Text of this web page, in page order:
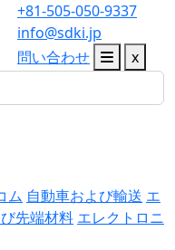
+81-505-050-9337
info@sdki.jp
問い合わせ
x
ム 自動車および輸送 エ
先端材料 エレクトロニ